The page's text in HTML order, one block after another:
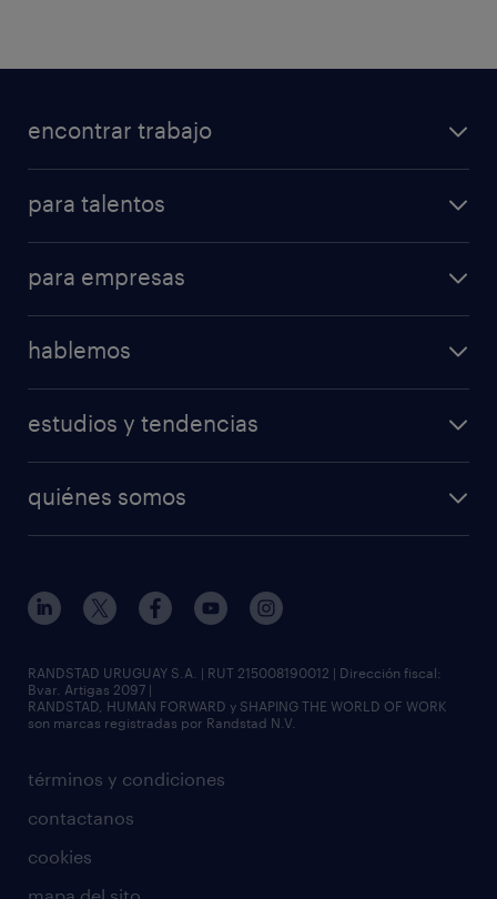
encontrar trabajo
para talentos
para empresas
hablemos
estudios y tendencias
quiénes somos
términos y condiciones
contactanos
cookies
RANDSTAD URUGUAY S.A. | RUT 215008190012 | Dirección fiscal:
Bvar. Artigas 2097 |
RANDSTAD, HUMAN FORWARD y SHAPING THE WORLD OF WORK
son marcas registradas por Randstad N.V.